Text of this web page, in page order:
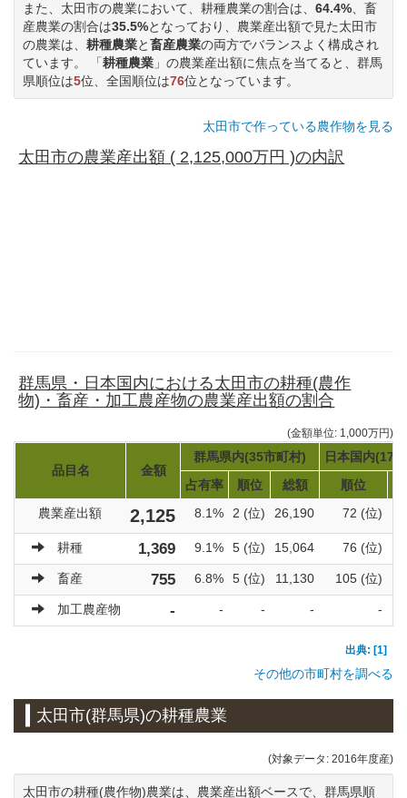
また、太田市の農業において、耕種農業の割合は、 64.4% 、畜
産農業の割合は35.5%となっており、農業産出額で見た太田市
の農業は、 耕種農業と畜産農業の両方でバランスよく構成され
ています。 「耕種農業 」の農業産出額に焦点を当てると、群馬
県順位は5位、全国順位は76位となっています。
太田市で作っている農作物を見る
太田市の農業産出額 ( 2,125,000万円 )の内訳
群馬県・日本国内における太田市の耕種(農作
物)・畜産・加工農産物の農業産出額の割合
(金額単位: 1,000万円)
品目名 金額
群馬県内(35市町村)
日本国内
占有率
順位 総額
順位
農業産出額
2,125 8.1% 2 (位) 26,190 72 (位)
耕種 1,369 9.1% 5 (位) 15,064 76 (位)
畜産 755 6.8% 5 (位) 11,130 105 (位)
加工農産物 - - - - -
出典: [1]
その他の市町村を調べる
太田市(群馬県)の耕種農業
(対象データ: 2016年度産)
太田市の耕種(農作物)農業は、農業産出額ベースで、群馬県順